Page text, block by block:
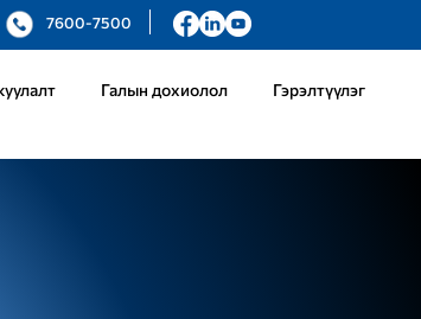
7600-7500
Галын дохиолол Гэрэлтүүлэг